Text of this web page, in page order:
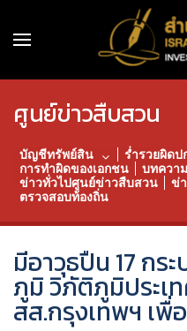
ศูนย์ข่าวสืบสวน
บัญชีทรัพย์สิน ร่ำรวยผิดป
การทำผิดของเอกชน
บทควา
ข่าวทั่วไปศูนย์ข่าวสืบสวน
ข่
ตรวจสอบท้องถิ่น
มีอาวุธปืน 17 กร
ภูมิ วิภัติภูมิประเ
สส.กรุงเทพฯ เพื่